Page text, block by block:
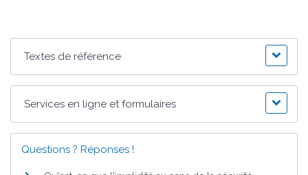
Textes de référence
Services en ligne et formulaires
Questions ? Réponses !